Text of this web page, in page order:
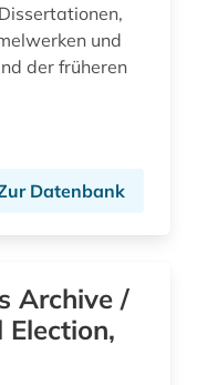
und
der früheren
Datenbank
Archive /